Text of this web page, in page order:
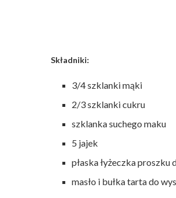
Składniki:
3/4 szklanki mąki
2/3 szklanki cukru
szklanka suchego maku
5 jajek
płaska łyżeczka proszku
masło i bułka tarta do